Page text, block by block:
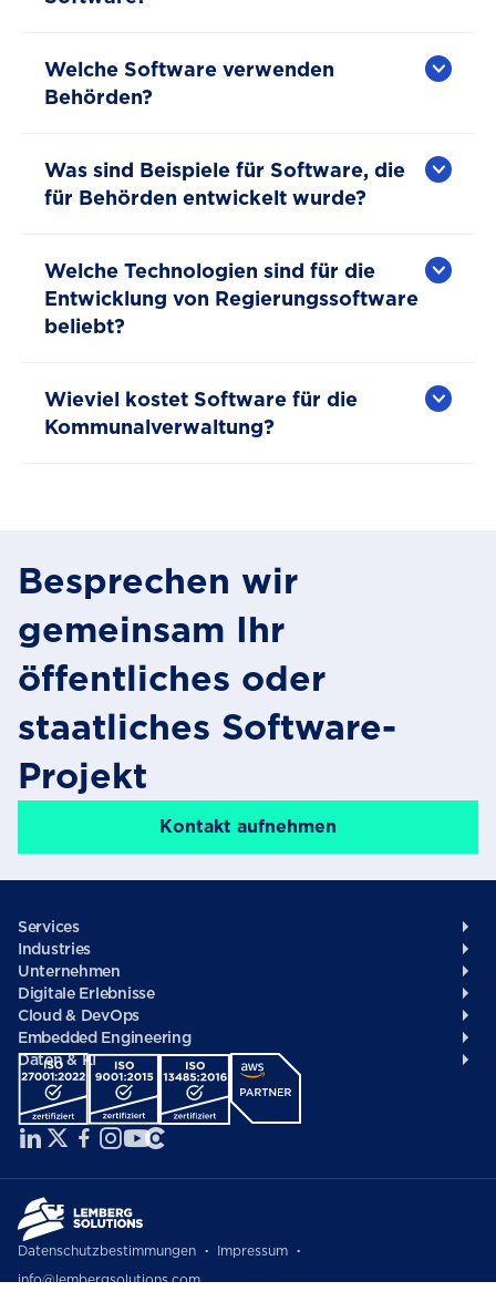
Welche Software verwenden
Behörden?
Was sind Beispiele für Software, die
für Behörden entwickelt wurde?
Welche Technologien sind für die
Entwicklung von Regierungssoftware
beliebt?
Wieviel kostet Software für die
Kommunalverwaltung?
Besprechen wir
gemeinsam Ihr
öffentliches oder
staatliches Software-
Projekt
Kontakt aufnehmen
Footer
/
German
Services
Industries
Unternehmen
Digitale Erlebnisse
Cloud & DevOps
Embedded Engineering
Daten & KI
Social
Copyright
Datenschutzbestimmungen
Impressum
info@lembergsolutions.com